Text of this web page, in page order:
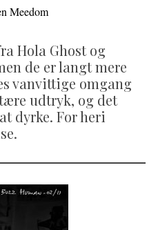
Meedom
Hola Ghost og
de er langt mere
vanvittige omgang
udtryk, og det
dyrke. For heri